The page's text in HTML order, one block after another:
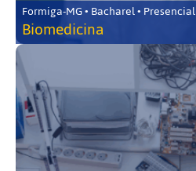
Formiga-MG • Bacharel • Presencial
Biomedicina